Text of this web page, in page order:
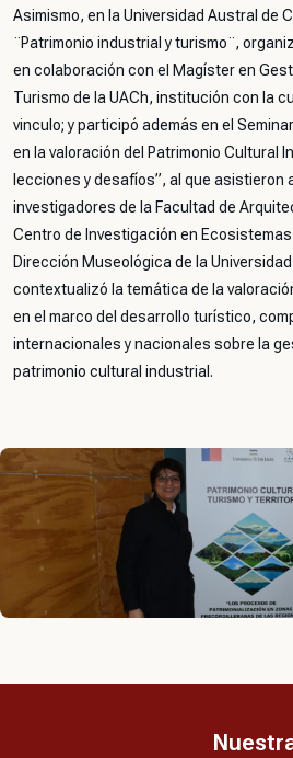
Asimismo, en la Universidad Austral de
¨Patrimonio industrial y turismo¨,
en colaboración con el Magíster en
Turismo de la UACh, institución con la
vinculo; y participó además en el
en la valoración del Patrimonio Cultural
lecciones y desafíos”, al que asistieron
investigadores de la Facultad de
Centro de Investigación en Ecosistemas
Dirección Museológica de la
contextualizó la temática de la
en el marco del desarrollo turístico,
internacionales y nacionales sobre la
patrimonio cultural industrial.